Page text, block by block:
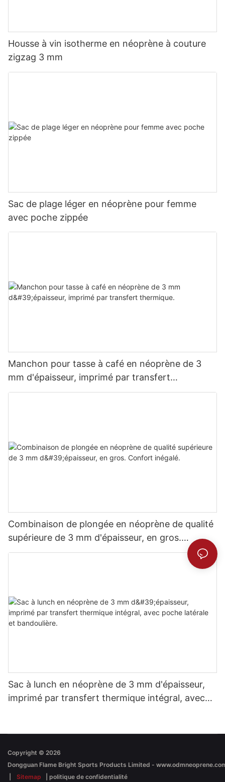
Housse à vin isotherme en néoprène à couture
zigzag 3 mm
Sac de plage léger en néoprène pour femme
avec poche zippée
Manchon pour tasse à café en néoprène de 3
mm d'épaisseur, imprimé par transfert
thermique.
Combinaison de plongée en néoprène de qualité
supérieure de 3 mm d'épaisseur, en gros.
Confort inégalé.
Sac à lunch en néoprène de 3 mm d'épaisseur,
imprimé par transfert thermique intégral, avec
Copyright © 2026
Sitemap politique de confidentialité